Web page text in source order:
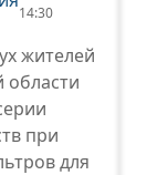
14:30
жителей
области
при
для